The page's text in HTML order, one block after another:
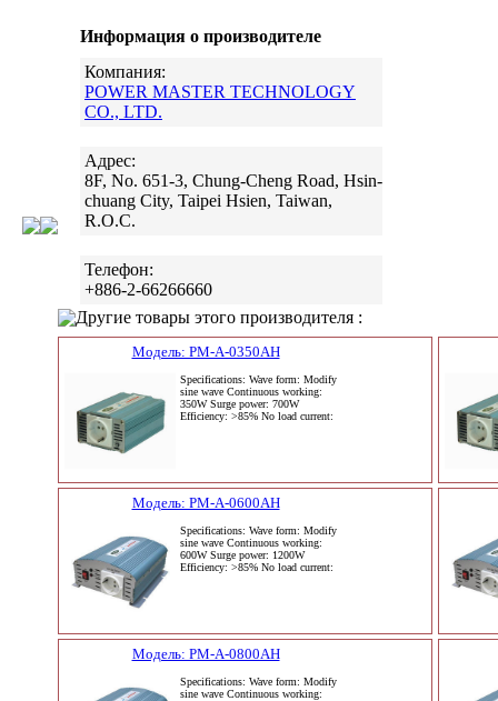
Информация о производителе
Компания:
POWER MASTER TECHNOLOGY
CO., LTD.
Адрес:
8F, No. 651-3, Chung-Cheng Road, Hsin-
chuang City, Taipei Hsien, Taiwan,
R.O.C.
Телефон:
+886-2-66266660
Другие товары этого производителя :
Модель: PM-A-0350AH
Specifications: Wave form: Modify
sine wave Continuous working:
350W Surge power: 700W
Efficiency: >85% No load current:
Модель: PM-A-0600AH
Specifications: Wave form: Modify
sine wave Continuous working:
600W Surge power: 1200W
Efficiency: >85% No load current:
Модель: PM-A-0800AH
Specifications: Wave form: Modify
sine wave Continuous working: